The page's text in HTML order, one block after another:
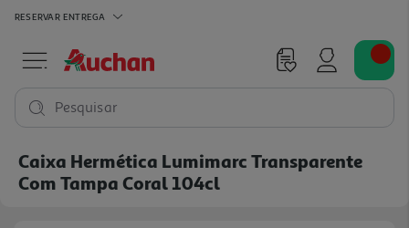
RESERVAR ENTREGA
Pesquisar
Caixa Hermética Lumimarc Transparente
Com Tampa Coral 104cl